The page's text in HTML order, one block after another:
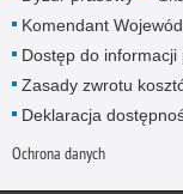
Komendant
Dostęp do informacji
Zasady zwrotu
Deklaracja
Ochrona danych